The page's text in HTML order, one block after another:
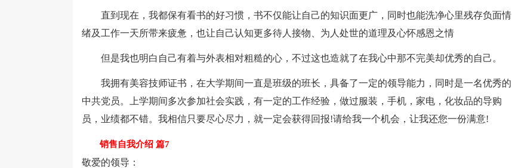
直到现在，我都保有看书的好习惯，书不仅能让自己的知识面更广，同时也能洗净心里残存负面情
绪及工作一天所带来疲惫，也让自己认知更多待人接物、为人处世的道理及心怀感恩之情
但是我也明白自己有着与外表相对粗糙的心，不过这也造就了在我心中那不完美却优秀的自己。
我拥有美容技师证书，在大学期间一直是班级的班长，具备了一定的领导能力，同时是一名优秀的
中共党员。上学期间多次参加社会实践，有一定的工作经验，做过服装，手机，家电，化妆品的导购
员，业绩都不错。我相信只要尽心尽力，就一定会获得回报!请给我一个机会，让我还您一份满意!
销售自我介绍 篇7
敬爱的领导：